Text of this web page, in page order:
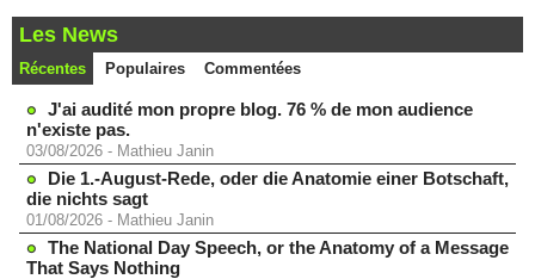
Les News
Récentes Populaires Commentées
J'ai audité mon propre blog. 76 % de mon audience
n'existe pas.
03/08/2026 - Mathieu Janin
Die 1.-August-Rede, oder die Anatomie einer Botschaft,
die nichts sagt
01/08/2026 - Mathieu Janin
The National Day Speech, or the Anatomy of a Message
That Says Nothing